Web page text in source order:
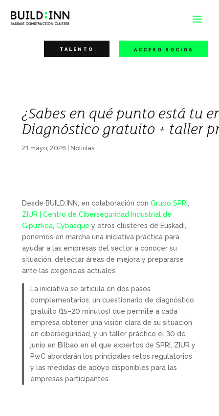
TALENTO ACCESO SOCIOS
¿Sabes en qué punto está tu
Diagnóstico gratuito + taller
21 mayo, 2026 Noticias
Desde BUILD:INN, en colaboración con Grupo SPRI
ZIUR | Centro de Ciberseguridad Industrial de
Gipuzkoa, Cybasque y otros clústeres de Euskadi,
ponemos en marcha una iniciativa práctica para
ayudar a las empresas del sector a conocer su
situación, detectar áreas de mejora y prepararse
ante las exigencias actuales.
La iniciativa se articula en dos pasos
complementarios: un cuestionario de diagnóstico
gratuito (15–20 minutos) que permite a cada
empresa obtener una visión clara de su situación
en ciberseguridad, y un taller práctico el 30 de
junio en Bilbao en el que expertos de SPRI, ZIUR y
PwC abordarán los principales retos regulatorios
y las medidas de apoyo disponibles para las
empresas participantes.